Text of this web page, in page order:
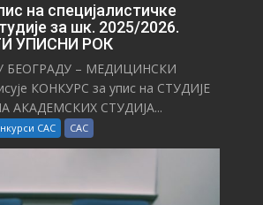
на специјалистичке
за шк. 2025/2026.
УПИСНИ РОК
БЕОГРАДУ – МЕДИЦИНСКИ
КОНКУРС за упис на СТУДИЈЕ
АКАДЕМСКИХ СТУДИЈА...
САС САС